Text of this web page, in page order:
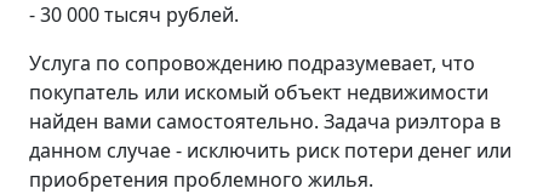
- 30 000 тысяч рублей.
Услуга по сопровождению подразумевает, что
покупатель или искомый объект недвижимости
найден вами самостоятельно. Задача риэлтора в
данном случае - исключить риск потери денег или
приобретения проблемного жилья.